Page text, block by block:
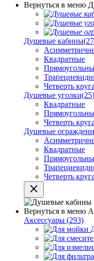
Вернуться в меню
Душевые кабины
Квадратные
Четверть круга
Душевые уголки(25)
Квадратные
Четверть круга
Душевые
Квадратные
Четверть круга
Вернуться в меню
Аксессуары (293)